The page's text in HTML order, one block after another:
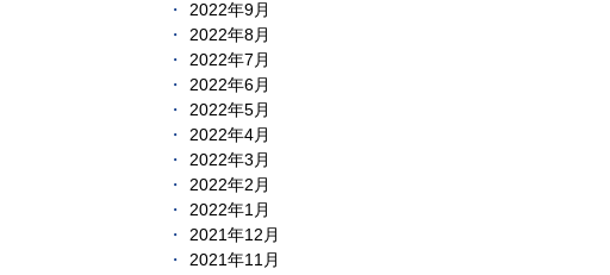
2022年9月
2022年8月
2022年7月
2022年6月
2022年5月
2022年4月
2022年3月
2022年2月
2022年1月
2021年12月
2021年11月